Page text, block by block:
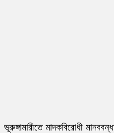
ভূরুঙ্গামারীতে মাদকবিরোধী